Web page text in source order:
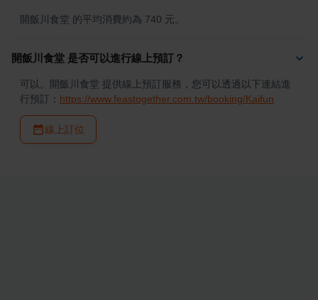
開飯川食堂 的平均消費約為 740 元。
開飯川食堂 是否可以進行線上預訂？
可以。開飯川食堂 提供線上預訂服務，您可以透過以下連結進
行預訂： https://www.feastogether.com.tw/booking/Kaifun
線上訂位